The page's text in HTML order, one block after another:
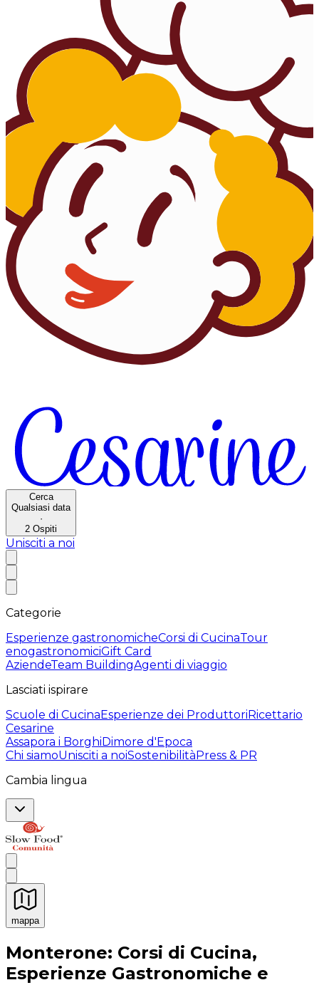
Cerca
Qualsiasi data
·
2 Ospiti
Unisciti a noi
Categorie
Esperienze gastronomicheCorsi di CucinaTour
enogastronomiciGift Card
AziendeTeam BuildingAgenti di viaggio
Lasciati ispirare
Scuole di CucinaEsperienze dei ProduttoriRicettario
Cesarine
Assapora i BorghiDimore d'Epoca
Chi siamoUnisciti a noiSostenibilitàPress & PR
Cambia lingua
mappa
Esperienze culinarie indimenticabili: Esperienze
Monterone: Corsi di Cucina,
Esperienze Gastronomiche e